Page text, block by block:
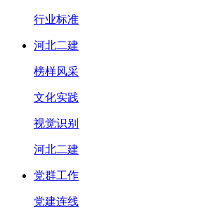
行业标准
河北二建
榜样风采
文化实践
视觉识别
河北二建
党群工作
党建连线